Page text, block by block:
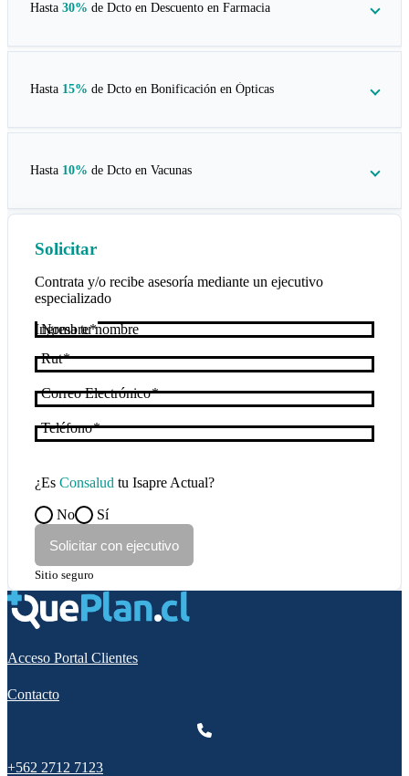
Hasta 30% de Dcto en Descuento en Farmacia
Hasta 15% de Dcto en Bonificación en Ópticas
Hasta 10% de Dcto en Vacunas
Solicitar
Contrata y/o recibe asesoría mediante un ejecutivo
especializado
Nombre
Rut
Correo Electrónico
Teléfono
¿Es Consalud tu Isapre Actual?
No
Sí
Solicitar con ejecutivo
Sitio seguro
Acceso Portal Clientes
Contacto
+562 2712 7123